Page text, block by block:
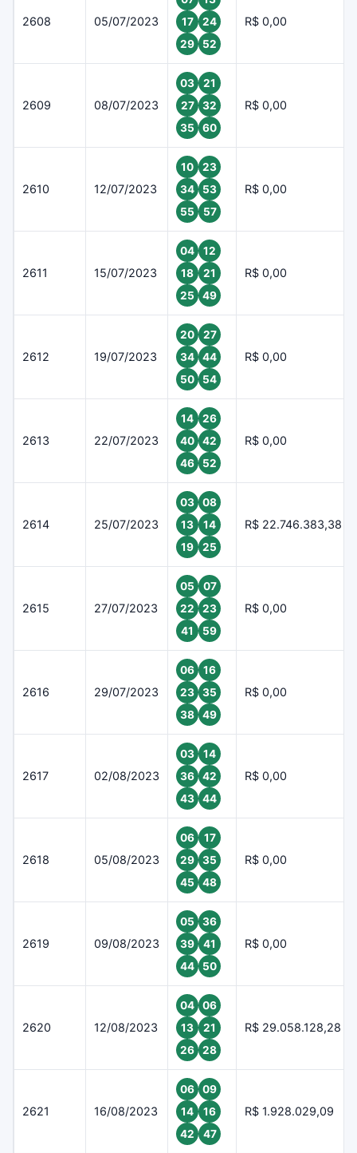
2608 05/07/2023
17
24
29
52
R$ 0,00
2609 08/07/2023
03
21
27
32
35
60
R$ 0,00
2610 12/07/2023
10
23
34
53
55
57
R$ 0,00
2611 15/07/2023
04
12
18
21
25
49
R$ 0,00
2612 19/07/2023
20
27
34
44
50
54
R$ 0,00
2613 22/07/2023
14
26
40
42
46
52
R$ 0,00
2614 25/07/2023
03
08
13
14
19
25
R$ 22.746.383,38
2615 27/07/2023
05
07
22
23
41
59
R$ 0,00
2616 29/07/2023
06
16
23
35
38
49
R$ 0,00
2617 02/08/2023
03
14
36
42
43
44
R$ 0,00
2618 05/08/2023
06
17
29
35
45
48
R$ 0,00
2619 09/08/2023
05
36
39
41
44
50
R$ 0,00
2620 12/08/2023
04
06
13
21
26
28
R$ 29.058.128,28
2621 16/08/2023
06
09
14
16
42
47
R$ 1.928.029,09